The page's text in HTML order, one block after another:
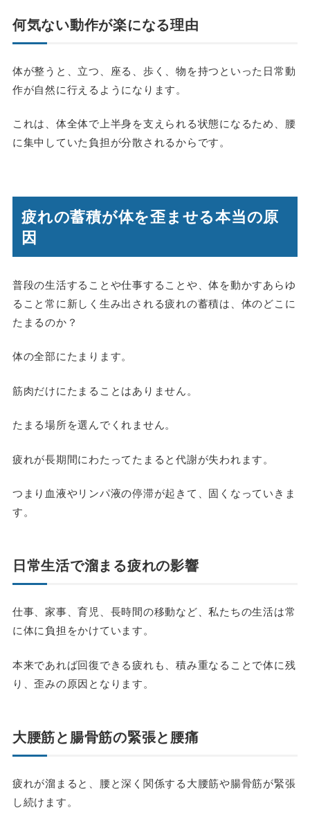
何気ない動作が楽になる理由
体が整うと、立つ、座る、歩く、物を持つといった日常動
作が自然に行えるようになります。
これは、体全体で上半身を支えられる状態になるため、腰
に集中していた負担が分散されるからです。
疲れの蓄積が体を歪ませる本当の原
因
普段の生活することや仕事することや、体を動かすあらゆ
ること常に新しく生み出される疲れの蓄積は、体のどこに
たまるのか？
体の全部にたまります。
筋肉だけにたまることはありません。
たまる場所を選んでくれません。
疲れが長期間にわたってたまると代謝が失われます。
つまり血液やリンパ液の停滞が起きて、固くなっていきま
す。
日常生活で溜まる疲れの影響
仕事、家事、育児、長時間の移動など、私たちの生活は常
に体に負担をかけています。
本来であれば回復できる疲れも、積み重なることで体に残
り、歪みの原因となります。
大腰筋と腸骨筋の緊張と腰痛
疲れが溜まると、腰と深く関係する大腰筋や腸骨筋が緊張
し続けます。